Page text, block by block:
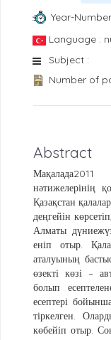
Year-
Language :
Subject :
Number of
Abstract
нәтижелерінің
Қазақстан
деңгейін
Алматы
еніп отыр.
аталуының
өзекті көзі –
болып
есептері
тіркелген.
көбейіп отыр.